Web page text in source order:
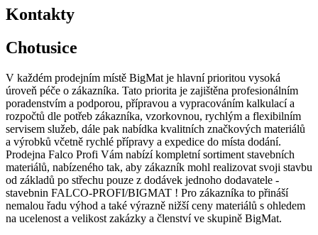
Kontakty
Chotusice
V každém prodejním místě BigMat je hlavní prioritou vysoká
úroveň péče o zákazníka. Tato priorita je zajištěna profesionálním
poradenstvím a podporou, přípravou a vypracováním kalkulací a
rozpočtů dle potřeb zákazníka, vzorkovnou, rychlým a flexibilním
servisem služeb, dále pak nabídka kvalitních značkových materiálů
a výrobků včetně rychlé přípravy a expedice do místa dodání.
Prodejna Falco Profi Vám nabízí kompletní sortiment stavebních
materiálů, nabízeného tak, aby zákazník mohl realizovat svoji stavbu
od základů po střechu pouze z dodávek jednoho dodavatele -
stavebnin FALCO-PROFI/BIGMAT ! Pro zákazníka to přináší
nemalou řadu výhod a také výrazně nižší ceny materiálů s ohledem
na ucelenost a velikost zakázky a členství ve skupině BigMat.